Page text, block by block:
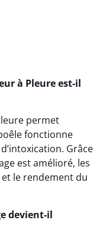
à Pleure est-il
permet
fonctionne
Grâce
est amélioré, les
le rendement du
devient-il